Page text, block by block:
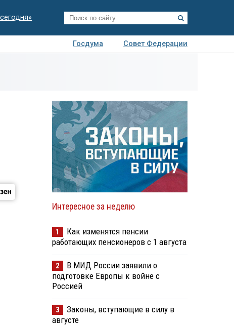
Госдума
Совет Федерации
Интересное за неделю
1
Как изменятся пенсии
работающих пенсионеров с 1 августа
2
В МИД России заявили о
подготовке Европы к войне с
Россией
3
Законы, вступающие в силу в
августе